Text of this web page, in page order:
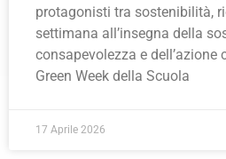
protagonisti tra sostenibilità,
settimana all’insegna della
consapevolezza e dell’azione
Green Week della Scuola
17 Aprile 2026